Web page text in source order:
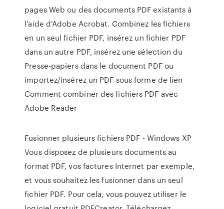
pages Web ou des documents PDF existants à
l’aide d’Adobe Acrobat. Combinez les fichiers
en un seul fichier PDF, insérez un fichier PDF
dans un autre PDF, insérez une sélection du
Presse-papiers dans le document PDF ou
importez/insérez un PDF sous forme de lien
Comment combiner des fichiers PDF avec
Adobe Reader
Fusionner plusieurs fichiers PDF - Windows XP
Vous disposez de plusieurs documents au
format PDF, vos factures Internet par exemple,
et vous souhaitez les fusionner dans un seul
fichier PDF. Pour cela, vous pouvez utiliser le